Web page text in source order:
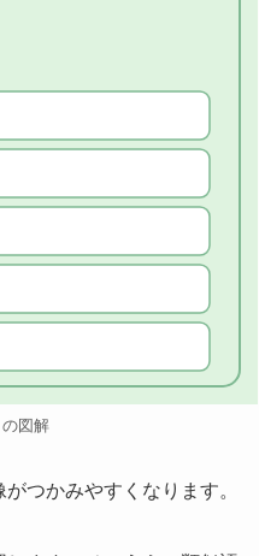
図解
つかみやすくなります。